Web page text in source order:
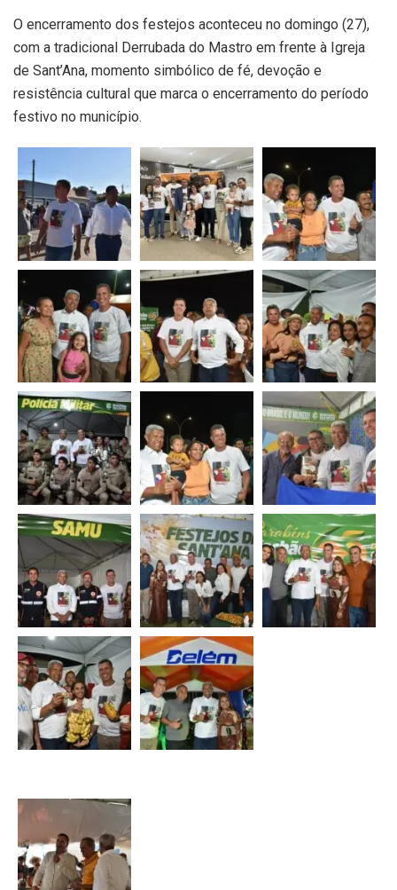
O encerramento dos festejos aconteceu no domingo (27),
com a tradicional Derrubada do Mastro em frente à Igreja
de Sant’Ana, momento simbólico de fé, devoção e
resistência cultural que marca o encerramento do período
festivo no município.